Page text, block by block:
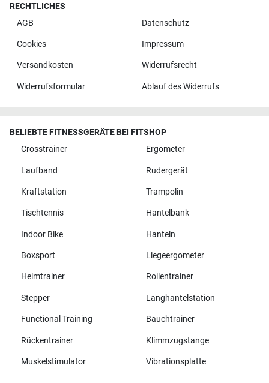
RECHTLICHES
AGB
Datenschutz
Cookies Impressum
Versandkosten Widerrufsrecht
Widerrufsformular Ablauf des Widerrufs
BELIEBTE FITNESSGERÄTE BEI FITSHOP
Crosstrainer
Ergometer
Laufband Rudergerät
Kraftstation Trampolin
Tischtennis Hantelbank
Indoor Bike Hanteln
Boxsport Liegeergometer
Heimtrainer Rollentrainer
Stepper Langhantelstation
Functional Training Bauchtrainer
Rückentrainer Klimmzugstange
Muskelstimulator Vibrationsplatte